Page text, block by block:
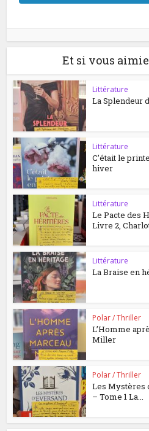
Et si vous
Littérature
La Splendeur
Littérature
C’était le
hiver
Littérature
Le Pacte des
Livre 2,
Littérature
La Braise en
Polar / Thriller
L’Homme
Miller
Polar / Thriller
Les Mystères
– Tome 1 La...